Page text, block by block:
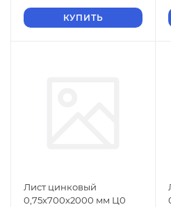
КУПИТЬ
Лист цинковый
0,75х700х2000 мм Ц0